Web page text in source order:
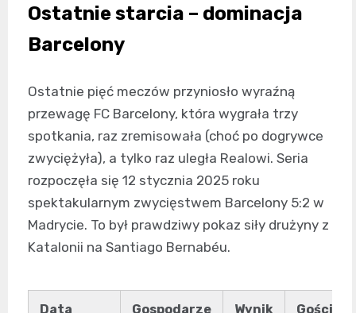
Ostatnie starcia – dominacja
Barcelony
Ostatnie pięć meczów przyniosło wyraźną
przewagę FC Barcelony, która wygrała trzy
spotkania, raz zremisowała (choć po dogrywce
zwyciężyła), a tylko raz uległa Realowi. Seria
rozpoczęła się 12 stycznia 2025 roku
spektakularnym zwycięstwem Barcelony 5:2 w
Madrycie. To był prawdziwy pokaz siły drużyny z
Katalonii na Santiago Bernabéu.
Data Gospodarze Wynik Goście